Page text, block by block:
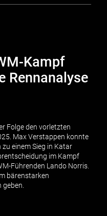
Kampf
Rennanalyse
Folge den vorletzten
Max Verstappen konnte
einem Sieg in Katar
im Kampf
Führenden Lando Norris.
bärenstarken